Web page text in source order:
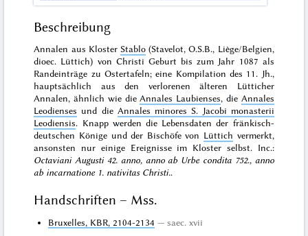
Beschreibung
Annalen aus Kloster Stablo (Stavelot, O.S.B., Liège/Belgien,
dioec. Lüttich) von Christi Geburt bis zum Jahr 1087 als
Randeinträge zu Ostertafeln; eine Kompilation des 11. Jh.,
hauptsächlich aus den verlorenen älteren Lütticher
Annalen, ähnlich wie dieAnnales Laubienses, die Annales
Leodienses und die Annales minores S. Jacobi monasterii
Leodiensis. Knapp werden die Lebensdaten der fränkisch-
deutschen Könige und der Bischöfe von Lüttich vermerkt,
ansonsten nur einige Ereignisse im Kloster selbst. Inc.:
Octaviani Augusti 42. anno, anno ab Urbe condita 752., anno
ab incarnatione 1. nativitas Christi..
Handschriften – Mss.
Bruxelles, KBR, 2104-2134 saec. xvii